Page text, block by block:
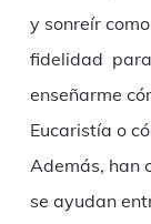
y sonreír
fidelidad para
enseñarme
Eucaristía o
Además, han
se ayudan